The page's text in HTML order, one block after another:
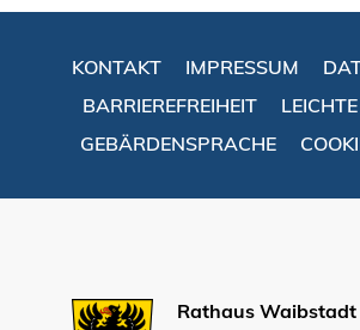
KONTAKT IMPRESSUM
BARRIEREFREIHEIT
GEBÄRDENSPRACHE
Rathaus Waibstadt